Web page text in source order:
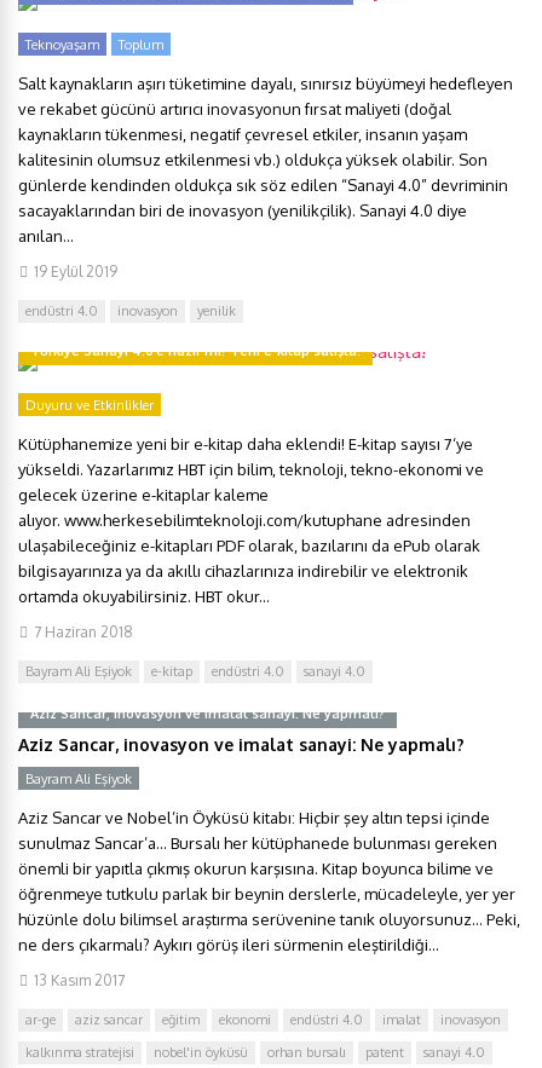
Teknoyaşam Toplum
Salt kaynakların aşırı tüketimine dayalı, sınırsız büyümeyi hedefleyen
ve rekabet gücünü artırıcı inovasyonun fırsat maliyeti (doğal
kaynakların tükenmesi, negatif çevresel etkiler, insanın yaşam
kalitesinin olumsuz etkilenmesi vb.) oldukça yüksek olabilir. Son
günlerde kendinden oldukça sık söz edilen “Sanayi 4.0” devriminin
sacayaklarından biri de inovasyon (yenilikçilik). Sanayi 4.0 diye
anılan...
19 Eylül 2019
endüstri 4.0 inovasyon yenilik
Türkiye Sanayi 4.0’e hazır mı? Yeni e-kitap satışta!
Duyuru ve Etkinlikler
Kütüphanemize yeni bir e-kitap daha eklendi! E-kitap sayısı 7‘ye
yükseldi. Yazarlarımız HBT için bilim, teknoloji, tekno-ekonomi ve
gelecek üzerine e-kitaplar kaleme
alıyor. www.herkesebilimteknoloji.com/kutuphane adresinden
ulaşabileceğiniz e-kitapları PDF olarak, bazılarını da ePub olarak
bilgisayarınıza ya da akıllı cihazlarınıza indirebilir ve elektronik
ortamda okuyabilirsiniz. HBT okur...
7 Haziran 2018
Bayram Ali Eşiyok e-kitap endüstri 4.0 sanayi 4.0
Aziz Sancar, inovasyon ve imalat sanayi: Ne yapmalı?
Aziz Sancar, inovasyon ve imalat sanayi: Ne yapmalı?
Bayram Ali Eşiyok
Aziz Sancar ve Nobel’in Öyküsü kitabı: Hiçbir şey altın tepsi içinde
sunulmaz Sancar’a… Bursalı her kütüphanede bulunması gereken
önemli bir yapıtla çıkmış okurun karşısına. Kitap boyunca bilime ve
öğrenmeye tutkulu parlak bir beynin derslerle, mücadeleyle, yer yer
hüzünle dolu bilimsel araştırma serüvenine tanık oluyorsunuz… Peki,
ne ders çıkarmalı? Aykırı görüş ileri sürmenin eleştirildiği...
13 Kasım 2017
ar-ge aziz sancar eğitim ekonomi endüstri 4.0 imalat
inovasyon
kalkınma stratejisi
nobel'in öyküsü orhan bursalı patent sanayi 4.0